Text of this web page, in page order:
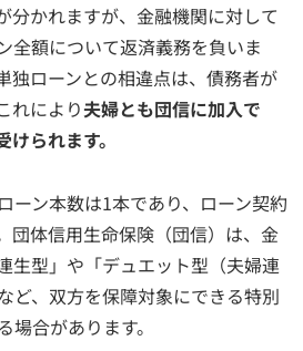
分かれますが、金融機関に対して
全額について返済義務を負いま
独ローンとの相違点は、債務者が
れにより夫婦とも団信に加入で
られます。
ーン本数は1本であり、ローン契約
団体信用生命保険（団信）は、金
生型」や「デュエット型（夫婦連
ど、双方を保障対象にできる特別
合があります。